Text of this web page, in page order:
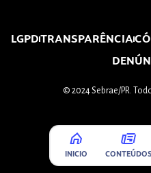
LGPDTRANSPARÊNCIA
© 2024 Sebrae/PR.
INICIO CONTEÚDOS